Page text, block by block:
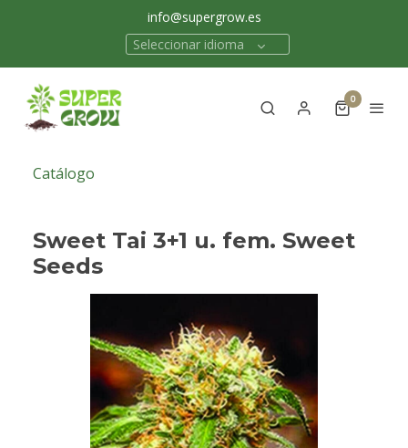
info@supergrow.es
Seleccionar idioma
0
Catálogo
Sweet Tai 3+1 u. fem. Sweet
Seeds